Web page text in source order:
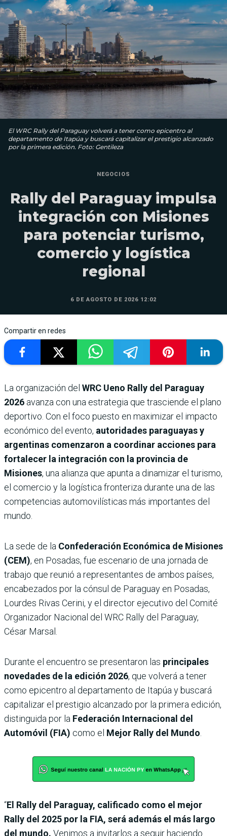
El WRC Rally del Paraguay volverá a tener como epicentro al
departamento de Itapúa y buscará capitalizar el prestigio alcanzado
por la primera edición. Foto: Gentileza
NEGOCIOS
Rally del Paraguay impulsa
integración con Misiones
para potenciar turismo,
comercio y logística
regional
6 DE AGOSTO DE 2026 12:02
Compartir en redes
La organización del WRC Ueno Rally del Paraguay
2026 avanza con una estrategia que trasciende el plano
deportivo. Con el foco puesto en maximizar el impacto
económico del evento, autoridades paraguayas y
argentinas comenzaron a coordinar acciones para
fortalecer la integración con la provincia de
Misiones, una alianza que apunta a dinamizar el turismo,
el comercio y la logística fronteriza durante una de las
competencias automovilísticas más importantes del
mundo.
La sede de la Confederación Económica de Misiones
(CEM), en Posadas, fue escenario de una jornada de
trabajo que reunió a representantes de ambos países,
encabezados por la cónsul de Paraguay en Posadas,
Lourdes Rivas Cerini, y el director ejecutivo del Comité
Organizador Nacional del WRC Rally del Paraguay,
César Marsal.
Durante el encuentro se presentaron las principales
novedades de la edición 2026, que volverá a tener
como epicentro al departamento de Itapúa y buscará
capitalizar el prestigio alcanzado por la primera edición,
distinguida por la Federación Internacional del
Automóvil (FIA) como el Mejor Rally del Mundo
“El Rally del Paraguay, calificado como el mejor
Rally del 2025 por la FIA, será además el más largo
del mundo. Venimos a invitarlos a seguir haciendo